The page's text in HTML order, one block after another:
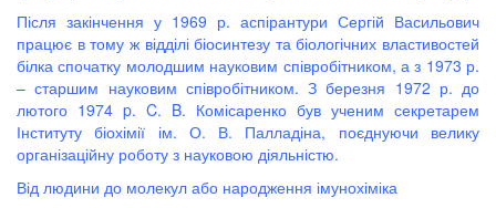
Після закінчення у 1969 р. аспірантури Сергій Васильович
працює в тому ж відділі біосинтезу та біологічних властивостей
білка спочатку молодшим науковим співробітником, а з 1973 р.
– старшим науковим співробітником. З березня 1972 р. до
лютого 1974 p. C. B. Комісаренко був ученим секретарем
Інституту біохімії ім. О. В. Палладіна, поєднуючи велику
організаційну роботу з науковою діяльністю.
Від людини до молекул або народження імунохіміка